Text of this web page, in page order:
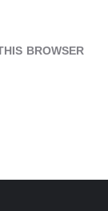
BROWSER